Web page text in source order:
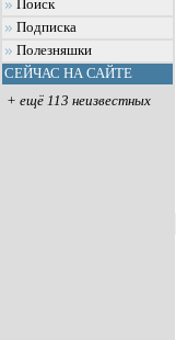
Поиск
Подписка
Полезняшки
СЕЙЧАС НА САЙТЕ
+ ещё 113 неизвестных